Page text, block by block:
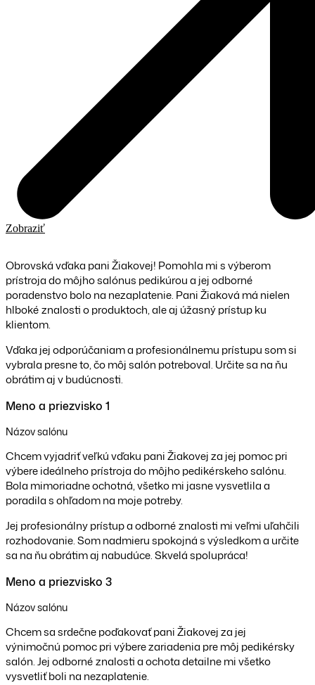
Zobraziť
Obrovská vďaka pani Žiakovej! Pomohla mi s výberom
prístroja do môjho salónus pedikúrou a jej odborné
poradenstvo bolo na nezaplatenie. Pani Žiaková má nielen
hlboké znalosti o produktoch, ale aj úžasný prístup ku
klientom.
Vďaka jej odporúčaniam a profesionálnemu prístupu som si
vybrala presne to, čo môj salón potreboval. Určite sa na ňu
obrátim aj v budúcnosti.
Meno a priezvisko 1
Názov salónu
Chcem vyjadriť veľkú vďaku pani Žiakovej za jej pomoc pri
výbere ideálneho prístroja do môjho pedikérskeho salónu.
Bola mimoriadne ochotná, všetko mi jasne vysvetlila a
poradila s ohľadom na moje potreby.
Jej profesionálny prístup a odborné znalosti mi veľmi uľahčili
rozhodovanie. Som nadmieru spokojná s výsledkom a určite
sa na ňu obrátim aj nabudúce. Skvelá spolupráca!
Meno a priezvisko 3
Názov salónu
Chcem sa srdečne poďakovať pani Žiakovej za jej
výnimočnú pomoc pri výbere zariadenia pre môj pedikérsky
salón. Jej odborné znalosti a ochota detailne mi všetko
vysvetliť boli na nezaplatenie.